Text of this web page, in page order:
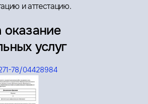
и аттестацию.
оказание
услуг
78/04428984